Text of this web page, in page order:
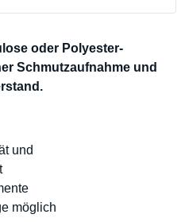
oder Polyester-
Schmutzaufnahme und
und
möglich